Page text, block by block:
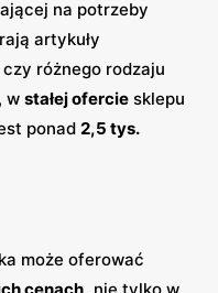
na potrzeby
artykuły
różnego rodzaju
w stałej ofercie sklepu
ponad 2,5 tys.
może oferować